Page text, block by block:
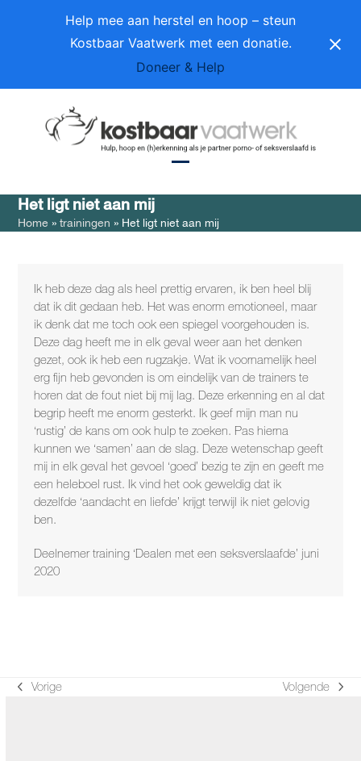
Help mee aan herstel en hoop – steun
Kostbaar Vaatwerk met een donatie.
Doneer & Help
menu
menu
Het ligt niet aan mij
Home »trainingen » Het ligt niet aan mij
Ik heb deze dag als heel prettig ervaren, ik ben heel blij
dat ik dit gedaan heb. Het was enorm emotioneel, maar
ik denk dat me toch ook een spiegel voorgehouden is.
Deze dag heeft me in elk geval weer aan het denken
gezet, ook ik heb een rugzakje. Wat ik voornamelijk heel
erg fijn heb gevonden is om eindelijk van de trainers te
horen dat de fout niet bij mij lag. Deze erkenning en al dat
begrip heeft me enorm gesterkt. Ik geef mijn man nu
‘rustig’ de kans om ook hulp te zoeken. Pas hierna
kunnen we ‘samen’ aan de slag. Deze wetenschap geeft
mij in elk geval het gevoel ‘goed’ bezig te zijn en geeft me
een heleboel rust. Ik vind het ook geweldig dat ik
dezelfde ‘aandacht en liefde’ krijgt terwijl ik niet gelovig
ben.
Deelnemer training ‘Dealen met een seksverslaafde’ juni
2020
previous
Vorige
next
Volgende